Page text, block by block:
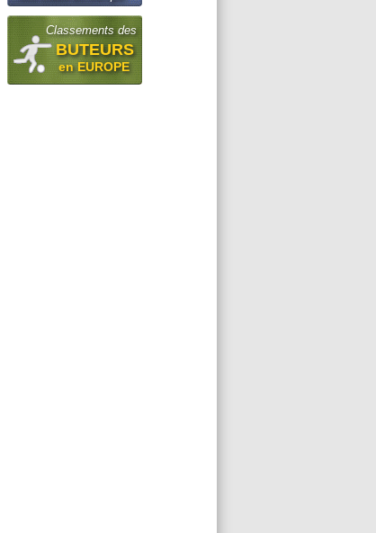
Classements des
BUTEURS
en EUROPE